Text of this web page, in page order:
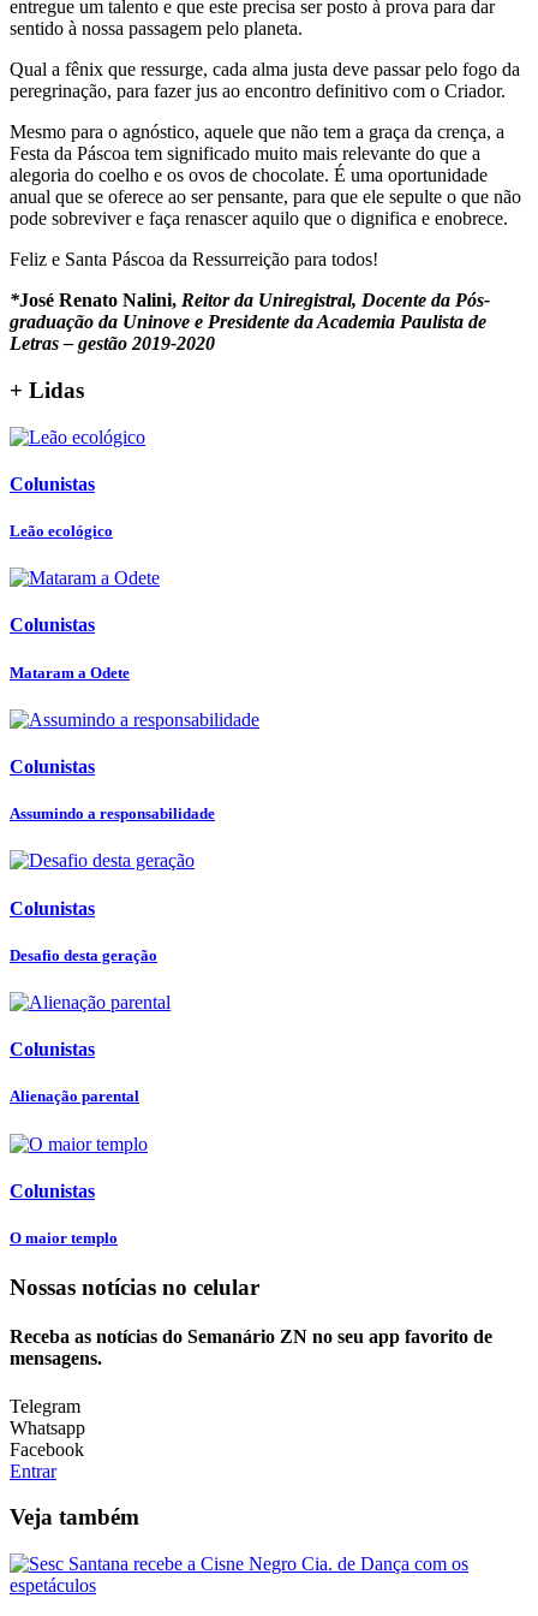
entregue um talento e que este precisa ser posto à prova para dar
sentido à nossa passagem pelo planeta.
Qual a fênix que ressurge, cada alma justa deve passar pelo fogo da
peregrinação, para fazer jus ao encontro definitivo com o Criador.
Mesmo para o agnóstico, aquele que não tem a graça da crença, a
Festa da Páscoa tem significado muito mais relevante do que a
alegoria do coelho e os ovos de chocolate. É uma oportunidade
anual que se oferece ao ser pensante, para que ele sepulte o que não
pode sobreviver e faça renascer aquilo que o dignifica e enobrece.
Feliz e Santa Páscoa da Ressurreição para todos!
*José Renato Nalini, Reitor da Uniregistral, Docente da Pós-
graduação da Uninove e Presidente da Academia Paulista de
Letras – gestão 2019-2020
+ Lidas
Colunistas
Leão ecológico
Colunistas
Mataram a Odete
Colunistas
Assumindo a responsabilidade
Colunistas
Desafio desta geração
Colunistas
Alienação parental
Colunistas
O maior templo
Nossas notícias no celular
Receba as notícias do Semanário ZN no seu app favorito de
mensagens.
Telegram
Whatsapp
Facebook
Entrar
Veja também